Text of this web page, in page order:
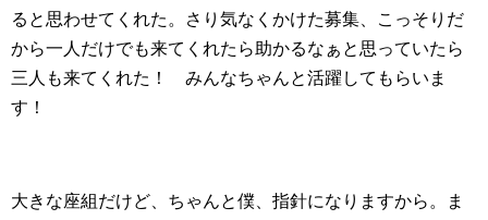
ると思わせてくれた。さり気なくかけた募集、こっそりだ
から一人だけでも来てくれたら助かるなぁと思っていたら
三人も来てくれた！ みんなちゃんと活躍してもらいま
す！
大きな座組だけど、ちゃんと僕、指針になりますから。ま